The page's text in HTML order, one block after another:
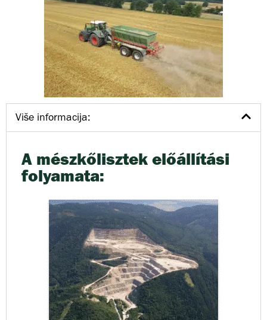
Više informacija:
A mészkőlisztek előállítási
folyamata: